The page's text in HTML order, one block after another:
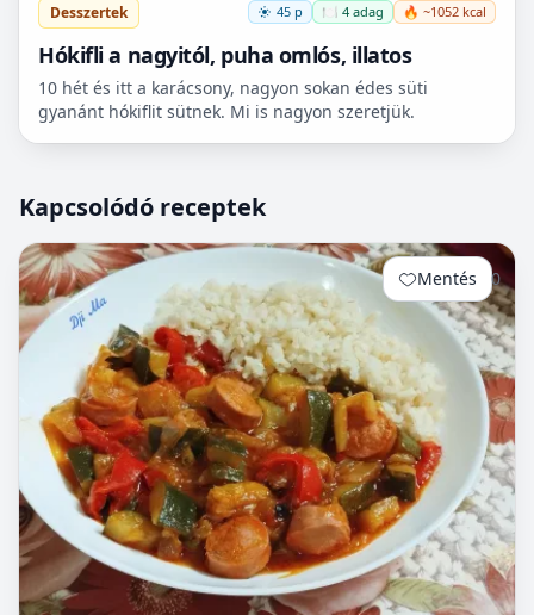
Desszertek 45 p 🍽️ 4 adag 🔥 ~1052 kcal
Hókifli a nagyitól, puha omlós, illatos
10 hét és itt a karácsony, nagyon sokan édes süti
gyanánt hókiflit sütnek. Mi is nagyon szeretjük.
Kapcsolódó receptek
Mentés 0